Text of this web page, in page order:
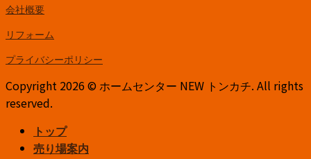
会社概要
リフォーム
プライバシーポリシー
Copyright 2026 © ホームセンター NEW トンカチ. All rights
reserved.
トップ
売り場案内